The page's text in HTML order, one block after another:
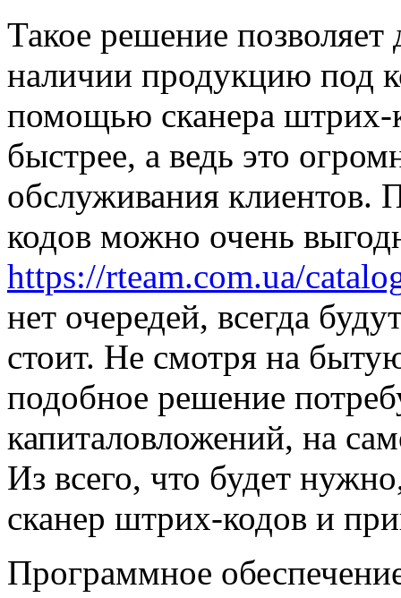
Такое решение
наличии продукцию под
помощью сканера штрих-
быстрее, а ведь это
обслуживания клиентов.
кодов можно очень
https://rteam.com.ua/
нет очередей, всегда
стоит. Не смотря на
подобное решение
капиталовложений, на
Из всего, что будет
сканер штрих-кодов и
Программное